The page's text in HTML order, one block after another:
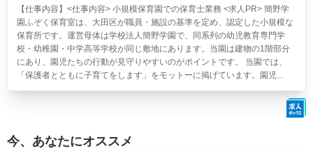
【仕事内容】<仕事内容> 小規模保育園での保育士業務 <求人PR> 簡野学
園ふぞく保育室は、大田区が職員・施設の基準を定め、認定した小規模な
保育所です。運営母体は学校法人簡野学園で、同系列の幼児教育専門学
校・幼稚園・中学高等学校が同じ敷地にあります。当園は建物の1階部分
にあり、園児たちの行動が見守りやすいのがポイントです。 当園では、
「保護者とともに子育てをします」をモットーに掲げています。園児...
今、あなたにオススメ